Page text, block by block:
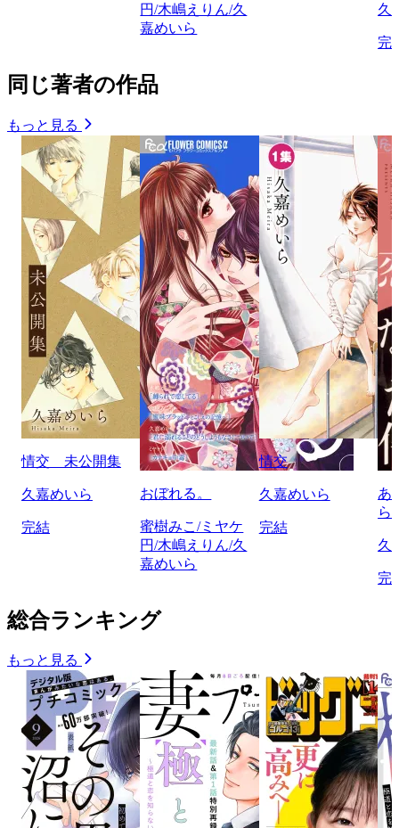
円/木嶋えりん/久
嘉めいら
久
完
同じ著者の作品
もっと見る
情交 未公開集
久嘉めいら
完結
おぼれる。
蜜樹みこ/ミヤケ
円/木嶋えりん/久
嘉めいら
情交
久嘉めいら
完結
あ
ら
久
完
総合ランキング
もっと見る